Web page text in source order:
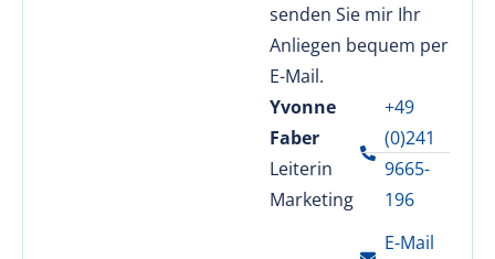
senden Sie mir Ihr
Anliegen bequem per
E-Mail.
Yvonne
Faber
Leiterin
Marketing
+49
(0)241
9665-
196
E-Mail